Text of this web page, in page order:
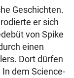
Geschichten.
er sich
von Spike
einen
Dort dürfen
dem Science-